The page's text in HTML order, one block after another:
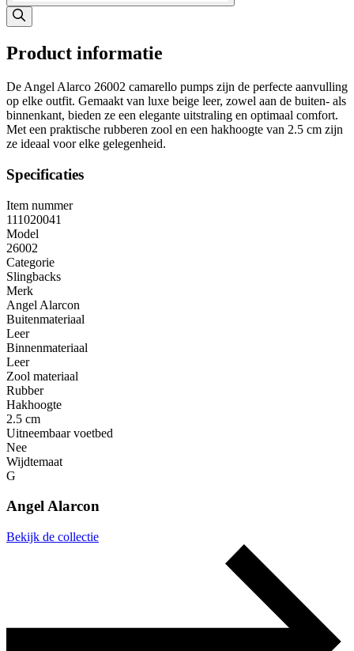
Product informatie
De Angel Alarco 26002 camarello pumps zijn de perfecte aanvulling
op elke outfit. Gemaakt van luxe beige leer, zowel aan de buiten- als
binnenkant, bieden ze een elegante uitstraling en optimaal comfort.
Met een praktische rubberen zool en een hakhoogte van 2.5 cm zijn
ze ideaal voor elke gelegenheid.
Specificaties
Item nummer
111020041
Model
26002
Categorie
Slingbacks
Merk
Angel Alarcon
Buitenmateriaal
Leer
Binnenmateriaal
Leer
Zool materiaal
Rubber
Hakhoogte
2.5 cm
Uitneembaar voetbed
Nee
Wijdtemaat
G
Angel Alarcon
Bekijk de collectie